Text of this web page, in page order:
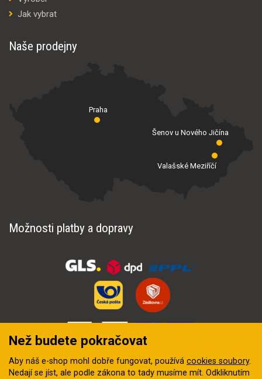
Jak vybrat
Naše prodejny
Praha
Valašské Meziříčí
Šenov u Nového Jičína
Možnosti platby a dopravy
Než budete pokračovat
Aby náš e-shop mohl dobře fungovat, používá cookies soubory.
Nedají se jíst, ale podle zákona to tady musíme mít. Odkliknutím